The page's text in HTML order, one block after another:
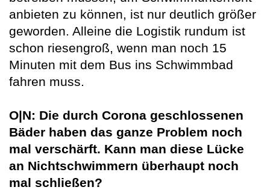
anbieten zu können, ist nur deutlich größer
geworden. Alleine die Logistik rundum ist
schon riesengroß, wenn man noch 15
Minuten mit dem Bus ins Schwimmbad
fahren muss.
O|N: Die durch Corona geschlossenen
Bäder haben das ganze Problem noch
mal verschärft. Kann man diese Lücke
an Nichtschwimmern überhaupt noch
mal schließen?